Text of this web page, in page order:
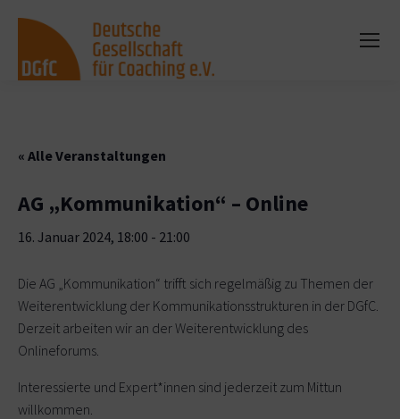
« Alle Veranstaltungen
AG „Kommunikation“ – Online
16. Januar 2024, 18:00 - 21:00
Die AG „Kommunikation“ trifft sich regelmäßig zu Themen der
Weiterentwicklung der Kommunikationsstrukturen in der DGfC.
Derzeit arbeiten wir an der Weiterentwicklung des
Onlineforums.
Interessierte und Expert*innen sind jederzeit zum Mittun
willkommen.